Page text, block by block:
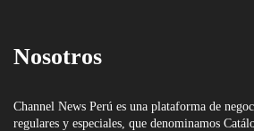
Nosotros
Channel News Perú es una plataforma de
regulares y especiales, que denominamos